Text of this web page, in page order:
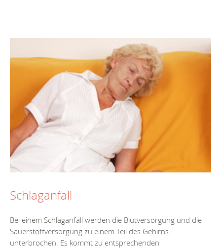
Schlaganfall
Bei einem Schlaganfall werden die Blutversorgung und die
Sauerstoffversorgung zu einem Teil des Gehirns
unterbrochen. Es kommt zu entsprechenden